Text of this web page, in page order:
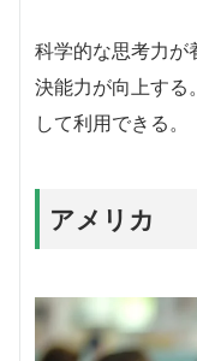
科学的な思考力が
決能力が向上する
して利用できる。
アメリカ